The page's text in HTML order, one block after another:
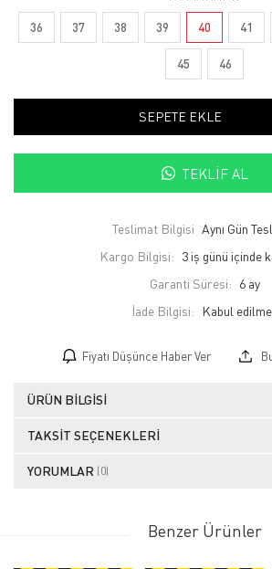
36 37 38 39 40 41
45 46
SEPETE EKLE
TEKLIF AL
Teslimat Bilgisi Aynı Gün
Kargo Bilgisi: 3 iş günü içinde
Garanti Süresi: 6 ay
İade Bilgisi:
Fiyatı Düşünce Haber Ver
ÜRÜN BILGISI
TAKSIT SEÇENEKLERI
YORUMLAR (0)
Benzer Ürünler